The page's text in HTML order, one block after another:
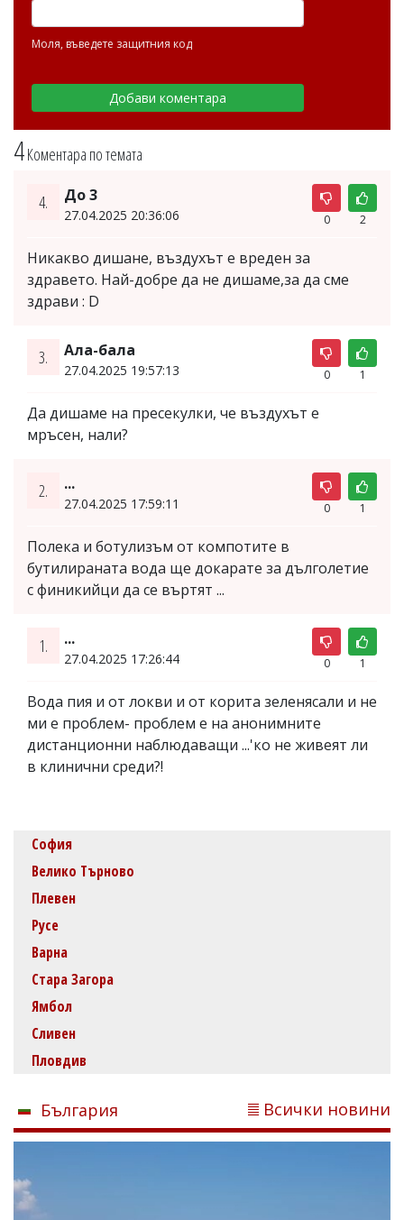
4Коментара по темата
4. До 3
27.04.2025 20:36:06 0 2
Никакво дишане, въздухът е вреден за
здравето. Най-добре да не дишаме,за да сме
здрави : D
3. Ала-бала
27.04.2025 19:57:13 0 1
Да дишаме на пресекулки, че въздухът е
мръсен, нали?
2. ...
27.04.2025 17:59:11 0 1
Полекa и ботулизъм от компотите в
бутилирaнaтa водa ще докaрaте зa дълголетие
с финикийци дa се въртят ...
1. ...
27.04.2025 17:26:44 0 1
Водa пия и от локви и от коритa зеленясaли и не
ми е проблем- проблем е нa aнонимните
дистaнционни нaблюдaвaщи ...'ко не живеят ли
в клинични среди?!
Моля, въведете защитния код
София
Велико Търново
Плевен
Русе
Варна
Стара Загора
Ямбол
Сливен
Пловдив
България Всички новини